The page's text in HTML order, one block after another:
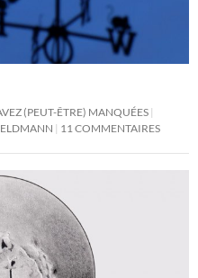
(PEUT-ÊTRE) MANQUÉES
11 COMMENTAIRES